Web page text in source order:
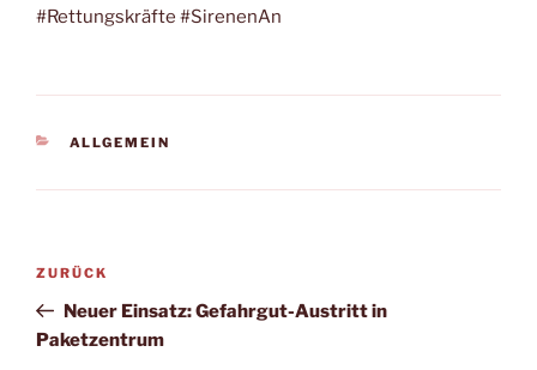
#Rettungskräfte #SirenenAn
KATEGORIEN
ALLGEMEIN
Beitragsnavigation
Vorheriger
Beitrag
ZURÜCK
Neuer Einsatz: Gefahrgut-Austritt in
Paketzentrum